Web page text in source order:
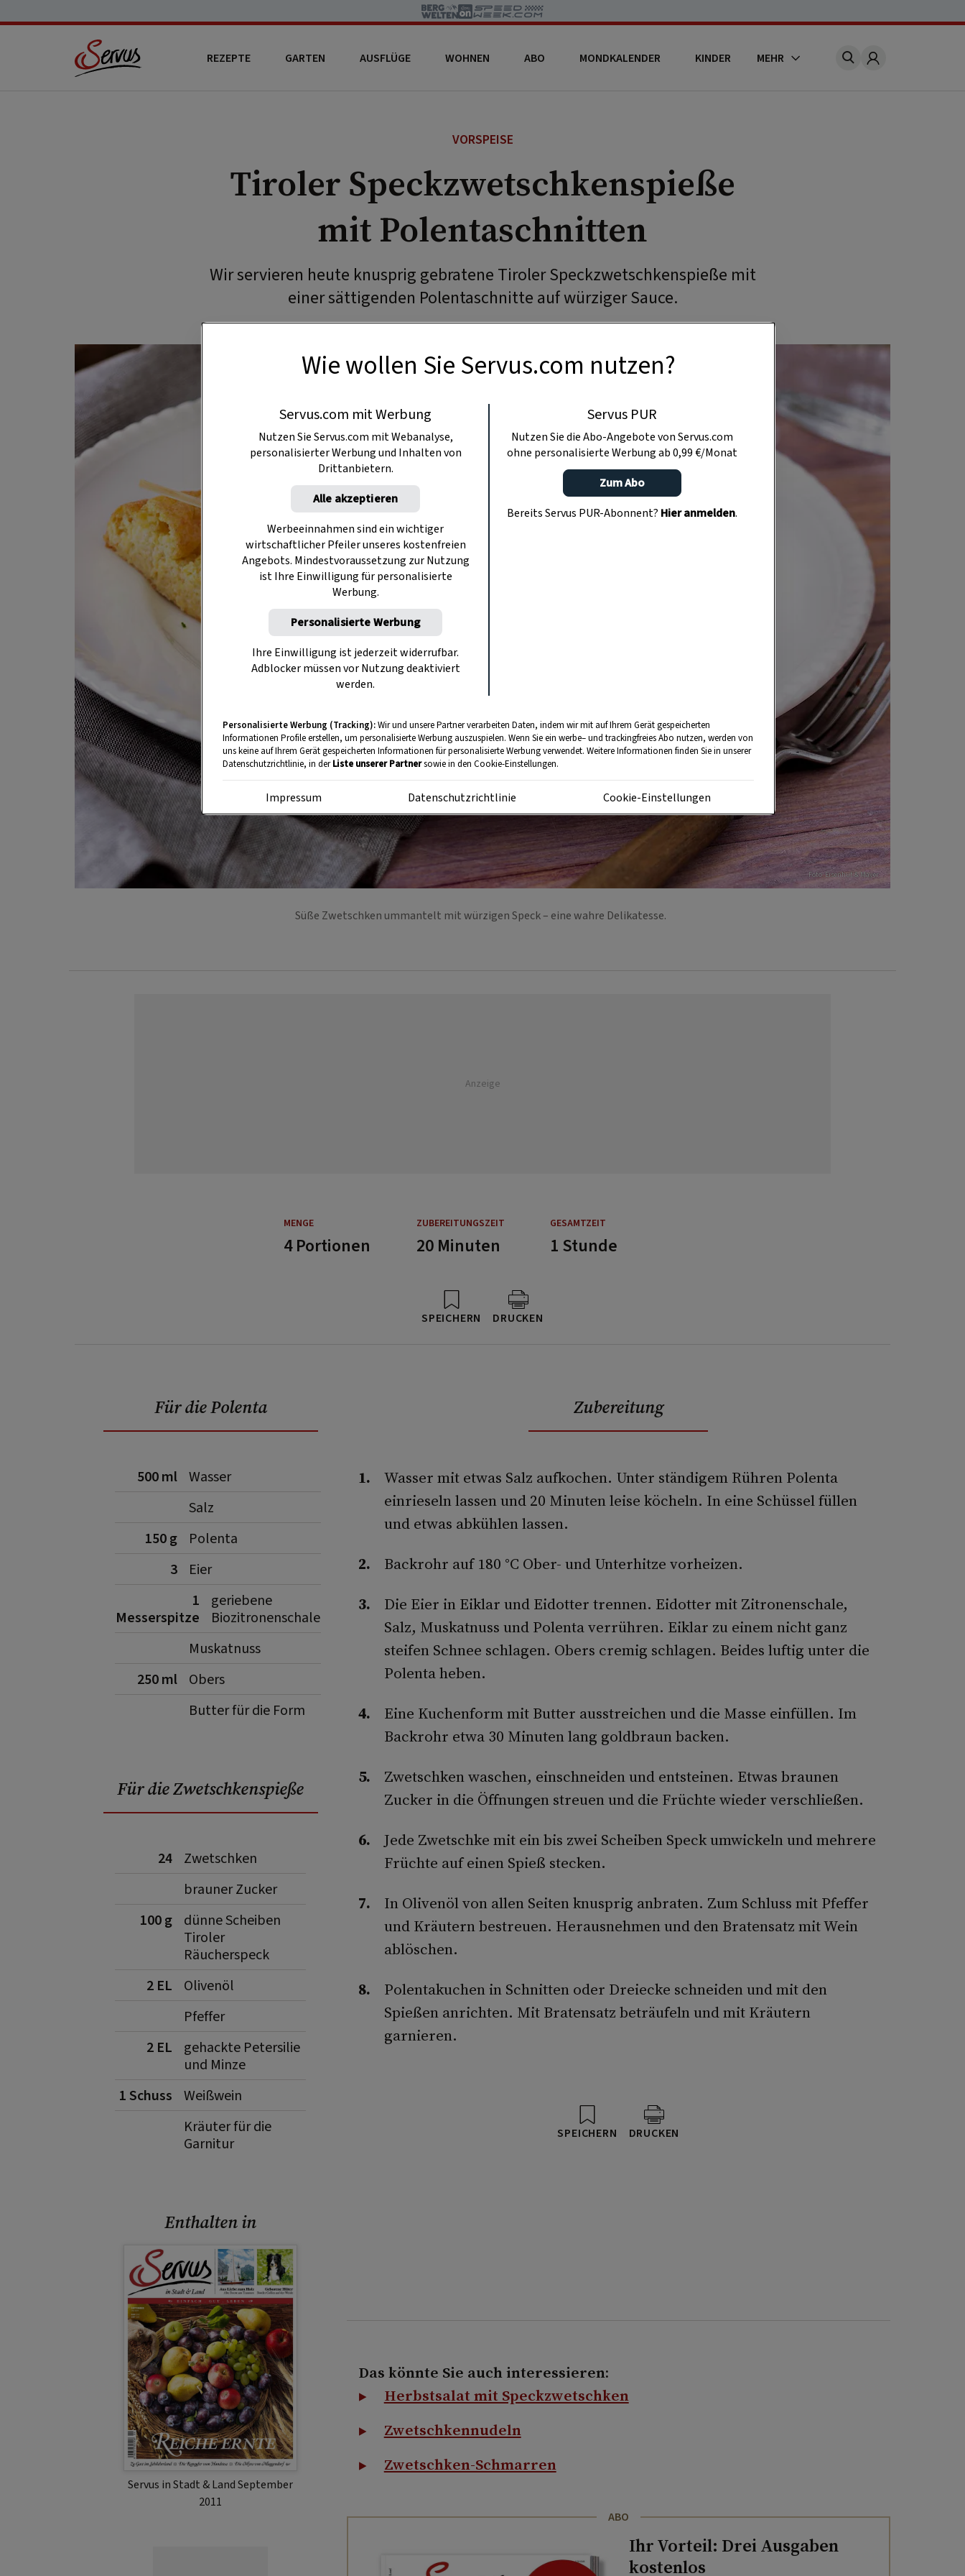
REZEPTE GARTEN AUSFLÜGE WOHNEN ABO MONDKALENDER KINDER MEHR Account
VORSPEISE
Tiroler Speckzwetschkenspieße
mit Polentaschnitten
Wir servieren heute knusprig gebratene Tiroler Speckzwetschkenspieße mit
einer sättigenden Polentaschnitte auf würziger Sauce.
Foto: Eisenhut & Mayer
Süße Zwetschken ummantelt mit würzigen Speck – eine wahre Delikatesse.
Anzeige
MENGE ZUBEREITUNGSZEIT GESAMTZEIT
4 Portionen 20 Minuten 1 Stunde
SPEICHERN DRUCKEN
Für die Polenta
500 ml Wasser
Salz
150 g
Polenta
3
Eier
1
Messerspitze
geriebene
Biozitronenschale
Muskatnuss
250 ml
Obers
Butter für die Form
Für die Zwetschkenspieße
24
Zwetschken
brauner Zucker
100 g
dünne Scheiben
Tiroler
Räucherspeck
2 EL
Olivenöl
Pfeffer
2 EL
gehackte Petersilie
und Minze
1 Schuss
Weißwein
Kräuter für die
Garnitur
Enthalten in
Servus in Stadt & Land September
2011
Zubereitung
Wasser mit etwas Salz aufkochen. Unter ständigem Rühren Polenta
einrieseln lassen und 20 Minuten leise köcheln. In eine Schüssel füllen
und etwas abkühlen lassen.
Backrohr auf 180 °C Ober- und Unterhitze vorheizen.
Die Eier in Eiklar und Eidotter trennen. Eidotter mit Zitronenschale,
Salz, Muskatnuss und Polenta verrühren. Eiklar zu einem nicht ganz
steifen Schnee schlagen. Obers cremig schlagen. Beides luftig unter die
Polenta heben.
Eine Kuchenform mit Butter ausstreichen und die Masse einfüllen. Im
Backrohr etwa 30 Minuten lang goldbraun backen.
Zwetschken waschen, einschneiden und entsteinen. Etwas braunen
Zucker in die Öffnungen streuen und die Früchte wieder verschließen.
Jede Zwetschke mit ein bis zwei Scheiben Speck umwickeln und mehrere
Früchte auf einen Spieß stecken.
In Olivenöl von allen Seiten knusprig anbraten. Zum Schluss mit Pfeffer
und Kräutern bestreuen. Herausnehmen und den Bratensatz mit Wein
ablöschen.
Polentakuchen in Schnitten oder Dreiecke schneiden und mit den
Spießen anrichten. Mit Bratensatz beträufeln und mit Kräutern
garnieren.
SPEICHERN DRUCKEN
Das könnte Sie auch interessieren:
Herbstsalat mit Speckzwetschken
Zwetschkennudeln
Zwetschken-Schmarren
ABO
Ihr Vorteil: Drei Ausgaben
kostenlos
Wie wollen Sie Servus.com nutzen?
Servus.com mit Werbung
Nutzen Sie Servus.com mit Webanalyse,
personalisierter Werbung und Inhalten von
Drittanbietern.
Alle akzeptieren
Werbeeinnahmen sind ein wichtiger
wirtschaftlicher Pfeiler unseres kostenfreien
Angebots. Mindestvoraussetzung zur Nutzung
ist Ihre Einwilligung für personalisierte
Werbung.
Personalisierte Werbung
Ihre Einwilligung ist jederzeit widerrufbar.
Adblocker müssen vor Nutzung deaktiviert
werden.
Servus PUR
Nutzen Sie die Abo-Angebote von Servus.com
ohne personalisierte Werbung ab 0,99 €/Monat
Zum Abo
Bereits Servus PUR-Abonnent? Hier anmelden.
Personalisierte Werbung (Tracking):Wir und unsere Partner verarbeiten Daten, indem wir mit auf Ihrem Gerät gespeicherten
Informationen Profile erstellen, um personalisierte Werbung auszuspielen. Wenn Sie ein werbe– und trackingfreies Abo nutzen, werden von
uns keine auf Ihrem Gerät gespeicherten Informationen für personalisierte Werbung verwendet. Weitere Informationen finden Sie in unserer
Datenschutzrichtlinie, in derListe unserer Partnersowie in den Cookie-Einstellungen.
Impressum Datenschutzrichtlinie Cookie-Einstellungen